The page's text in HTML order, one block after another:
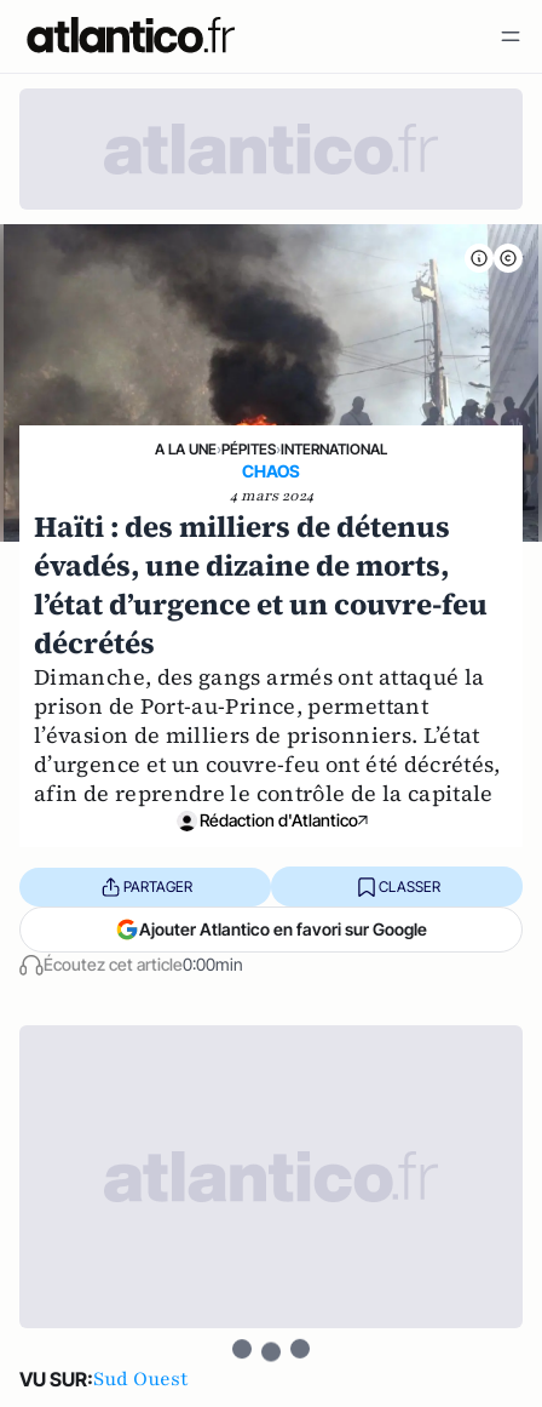
A LA UNE›PÉPITES›INTERNATIONAL
CHAOS
4 mars 2024
Haïti : des milliers de détenus
évadés, une dizaine de morts,
l’état d’urgence et un couvre-feu
décrétés
Dimanche, des gangs armés ont attaqué la
prison de Port-au-Prince, permettant
l’évasion de milliers de prisonniers. L’état
d’urgence et un couvre-feu ont été décrétés,
afin de reprendre le contrôle de la capitale
Rédaction d'Atlantico
Écoutez cet article0:00min
PARTAGER CLASSER
Ajouter Atlantico en favori sur Google
VU SUR:Sud Ouest